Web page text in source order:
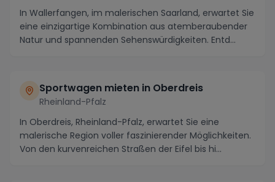
In Wallerfangen, im malerischen Saarland, erwartet Sie
eine einzigartige Kombination aus atemberaubender
Natur und spannenden Sehenswürdigkeiten. Entd...
Sportwagen mieten in Oberdreis
Rheinland-Pfalz
In Oberdreis, Rheinland-Pfalz, erwartet Sie eine
malerische Region voller faszinierender Möglichkeiten.
Von den kurvenreichen Straßen der Eifel bis hi...